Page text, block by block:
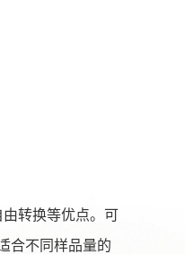
转换等优点。可
合不同样品量的